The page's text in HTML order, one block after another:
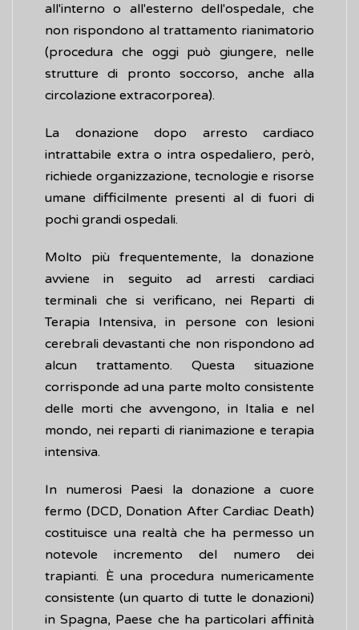
all'interno o all'esterno dell'ospedale, che
non rispondono al trattamento rianimatorio
(procedura che oggi può giungere, nelle
strutture di pronto soccorso, anche alla
circolazione extracorporea).
La donazione dopo arresto cardiaco
intrattabile extra o intra ospedaliero, però,
richiede organizzazione, tecnologie e risorse
umane difficilmente presenti al di fuori di
pochi grandi ospedali.
Molto più frequentemente, la donazione
avviene in seguito ad arresti cardiaci
terminali che si verificano, nei Reparti di
Terapia Intensiva, in persone con lesioni
cerebrali devastanti che non rispondono ad
alcun trattamento. Questa situazione
corrisponde ad una parte molto consistente
delle morti che avvengono, in Italia e nel
mondo, nei reparti di rianimazione e terapia
intensiva.
In numerosi Paesi la donazione a cuore
fermo (DCD, Donation After Cardiac Death)
costituisce una realtà che ha permesso un
notevole incremento del numero dei
trapianti. È una procedura numericamente
consistente (un quarto di tutte le donazioni)
in Spagna, Paese che ha particolari affinità